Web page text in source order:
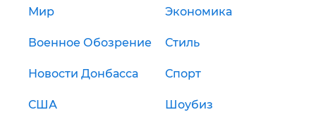
Мир Экономика
Военное Обозрение Стиль
Новости Донбасса Спорт
США Шоубиз